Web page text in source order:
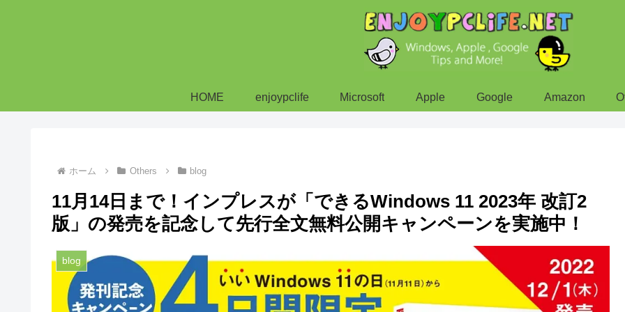
HOME enjoypclife Microsoft Apple Google Amazon
ホーム Others blog
11月14日まで！インプレスが「できるWindows 11 2023年 改訂2
版」の発売を記念して先行全文無料公開キャンペーンを実施中！
blog